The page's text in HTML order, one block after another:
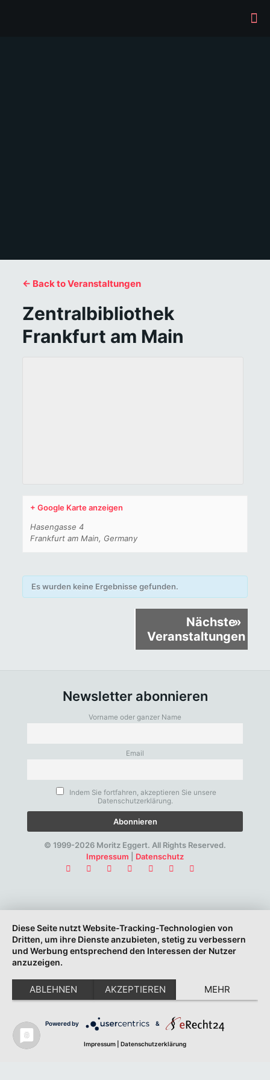
← Back to Veranstaltungen
Zentralbibliothek
Frankfurt am Main
+ Google Karte anzeigen
Hasengasse 4
Frankfurt am Main, Germany
Es wurden keine Ergebnisse gefunden.
Nächste
Veranstaltungen
»
Newsletter abonnieren
Vorname oder ganzer Name
Email
Indem Sie fortfahren, akzeptieren Sie unsere
Datenschutzerklärung.
© 1999-2026 Moritz Eggert. All Rights Reserved.
Impressum
Datenschutz
Diese Seite nutzt Website-Tracking-Technologien von
Dritten, um ihre Dienste anzubieten, stetig zu verbessern
und Werbung entsprechend den Interessen der Nutzer
anzuzeigen.
ABLEHNEN AKZEPTIEREN MEHR
Powered by &
Impressum Datenschutzerklärung